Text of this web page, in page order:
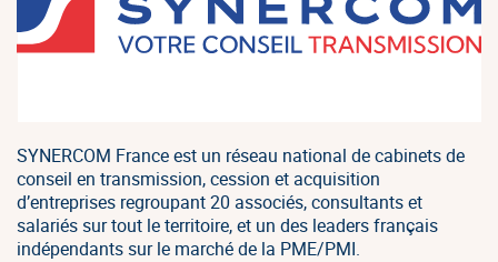
SYNERCOM France est un réseau national de cabinets de
conseil en transmission, cession et acquisition
d’entreprises regroupant 20 associés, consultants et
salariés sur tout le territoire, et un des leaders français
indépendants sur le marché de la PME/PMI.